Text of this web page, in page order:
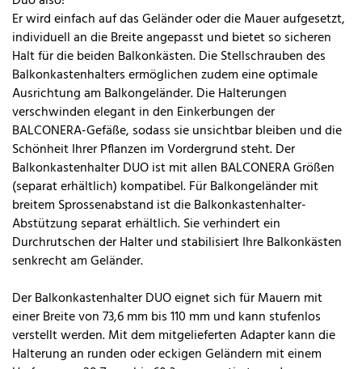
Er wird einfach auf das Geländer oder die Mauer aufgesetzt,
individuell an die Breite angepasst und bietet so sicheren
Halt für die beiden Balkonkästen. Die Stellschrauben des
Balkonkastenhalters ermöglichen zudem eine optimale
Ausrichtung am Balkongeländer. Die Halterungen
verschwinden elegant in den Einkerbungen der
BALCONERA-Gefäße, sodass sie unsichtbar bleiben und die
Schönheit Ihrer Pflanzen im Vordergrund steht. Der
Balkonkastenhalter DUO ist mit allen BALCONERA Größen
(separat erhältlich) kompatibel. Für Balkongeländer mit
breitem Sprossenabstand ist die Balkonkastenhalter-
Abstützung separat erhältlich. Sie verhindert ein
Durchrutschen der Halter und stabilisiert Ihre Balkonkästen
senkrecht am Geländer.
Der Balkonkastenhalter DUO eignet sich für Mauern mit
einer Breite von 73,6 mm bis 110 mm und kann stufenlos
verstellt werden. Mit dem mitgelieferten Adapter kann die
Halterung an runden oder eckigen Geländern mit einem